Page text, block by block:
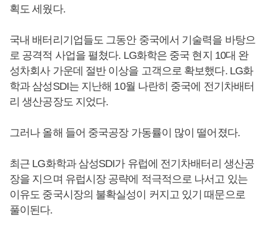
획도 세웠다.
국내 배터리기업들도 그동안 중국에서 기술력을 바탕으
로 공격적 사업을 펼쳤다. LG화학은 중국 현지 10대 완
성차회사 가운데 절반 이상을 고객으로 확보했다. LG화
학과 삼성SDI는 지난해 10월 나란히 중국에 전기차배터
리 생산공장도 지었다.
그러나 올해 들어 중국공장 가동률이 많이 떨어졌다.
최근 LG화학과 삼성SDI가 유럽에 전기차배터리 생산공
장을 지으며 유럽시장 공략에 적극적으로 나서고 있는
이유도 중국시장의 불확실성이 커지고 있기 때문으로
풀이된다.